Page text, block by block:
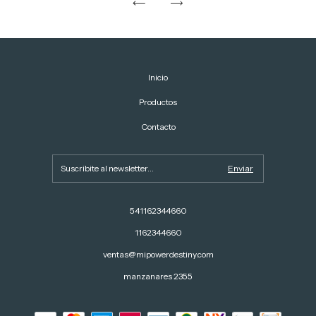
Inicio
Productos
Contacto
541162344660
1162344660
ventas@mipowerdestiny.com
manzanares 2355